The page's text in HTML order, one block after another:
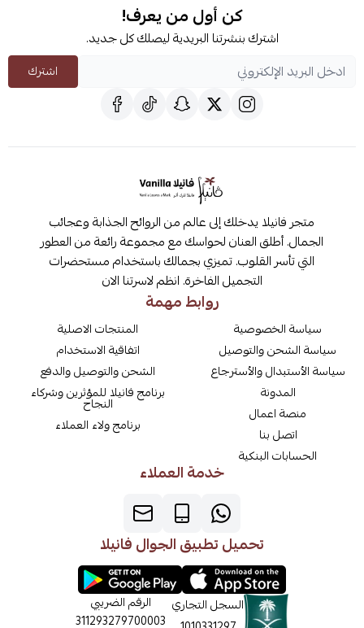
كن أول من يعرف!
اشترك بنشرتنا البريدية ليصلك كل جديد.
اشترك
متجر فانيلا يدخلك إلى عالم من الروائح الجذابة وعجائب
الجمال. أطلق العنان لحواسك مع مجموعة رائعة من العطور
التي تأسر القلوب. تميزي بجمالك باستخدام مستحضرات
التجميل الفاخرة. انظم لاسرتنا الان
روابط مهمة
سياسة الخصوصية
سياسة الشحن والتوصيل
سياسة الأستبدال والأسترجاع
المدونة
منصة اعمال
اتصل بنا
الحسابات البنكية
المنتجات الاصلية
اتفاقية الاستخدام
الشحن والتوصيل والدفع
برنامج فانيلا للمؤثرين وشركاء
النجاح
برنامج ولاء العملاء
خدمة العملاء
تحميل تطبيق الجوال فانيلا
السجل التجاري
الرقم الضريبي
311293279700003